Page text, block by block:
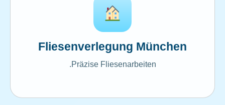
Fliesenverlegung München
Präzise Fliesenarbeiten.